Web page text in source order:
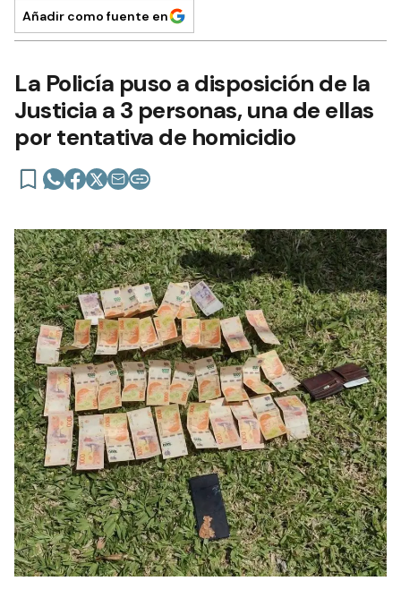
Añadir como fuente en
La Policía puso a disposición de la
Justicia a 3 personas, una de ellas
por tentativa de homicidio